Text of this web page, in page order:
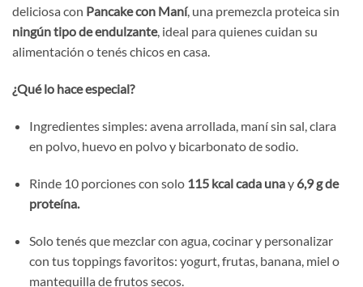
deliciosa con Pancake con Maní, una premezcla proteica sin
ningún tipo de endulzante, ideal para quienes cuidan su
alimentación o tenés chicos en casa.
¿Qué lo hace especial?
Ingredientes simples: avena arrollada, maní sin sal, clara
en polvo, huevo en polvo y bicarbonato de sodio.
Rinde 10 porciones con solo 115 kcal cada unay 6,9 g de
proteína.
Solo tenés que mezclar con agua, cocinar y personalizar
con tus toppings favoritos: yogurt, frutas, banana, miel o
mantequilla de frutos secos.